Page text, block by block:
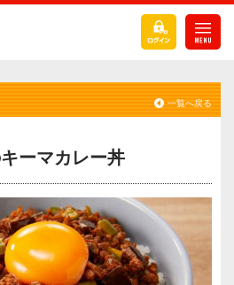
一覧へ戻る
ーマカレー丼